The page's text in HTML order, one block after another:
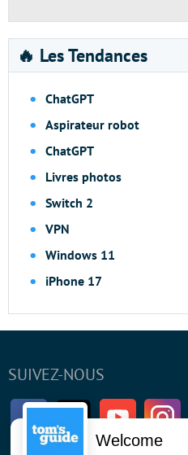
🔥 Les Tendances
ChatGPT
Aspirateur robot
ChatGPT
Livres photos
Switch 2
VPN
Windows 11
iPhone 17
SUIVEZ-NOUS
FacebookTwitter Youtube
Welcome